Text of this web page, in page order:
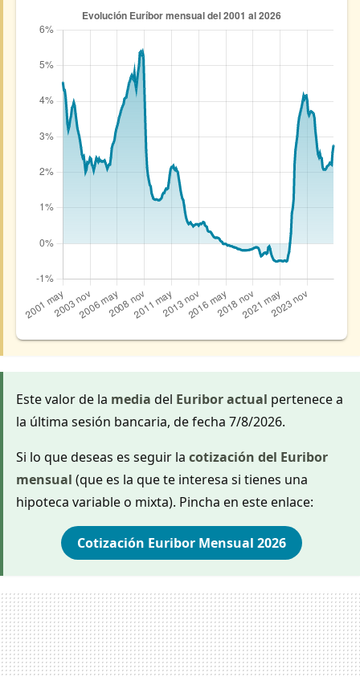
Este valor de la media del Euribor actual pertenece a
la última sesión bancaria, de fecha 7/8/2026.
Si lo que deseas es seguir la cotización del Euribor
mensual (que es la que te interesa si tienes una
hipoteca variable o mixta). Pincha en este enlace:
Cotización Euribor Mensual 2026